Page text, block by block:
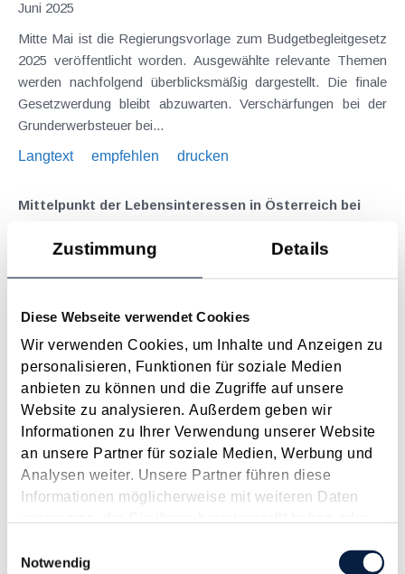
Zustimmung Details
Diese Webseite verwendet Cookies
Wir verwenden Cookies, um Inhalte und Anzeigen zu
personalisieren, Funktionen für soziale Medien
anbieten zu können und die Zugriffe auf unsere
Website zu analysieren. Außerdem geben wir
Informationen zu Ihrer Verwendung unserer Website
an unsere Partner für soziale Medien, Werbung und
Analysen weiter. Unsere Partner führen diese
Informationen möglicherweise mit weiteren Daten
gesammelt haben.
Notwendig
Juni 2025
Mitte Mai ist die Regierungsvorlage zum Budgetbegleitgesetz
2025 veröffentlicht worden. Ausgewählte relevante Themen
werden nachfolgend überblicksmäßig dargestellt. Die finale
Gesetzwerdung bleibt abzuwarten. Verschärfungen bei der
Grunderwerbsteuer bei...
Langtext
empfehlen drucken
Mittelpunkt der Lebensinteressen in Österreich bei
Mai 2025
regelmäßig das Besteuerungsrecht am Welteinkommen
dem Doppelbesteuerungsabkommen (DBA) folgend
nacheinander geprüft werden müssen. Dadurch wird...
Langtext
empfehlen drucken
Kapitalgesellschaften - Größenklassen
Januar 2025
Langtext